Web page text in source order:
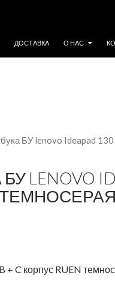
ДОСТАВКА О НАС
БУ lenovo Ideapad
LENOVO
ТЕМНОСЕРАЯ
+ C корпус RUEN